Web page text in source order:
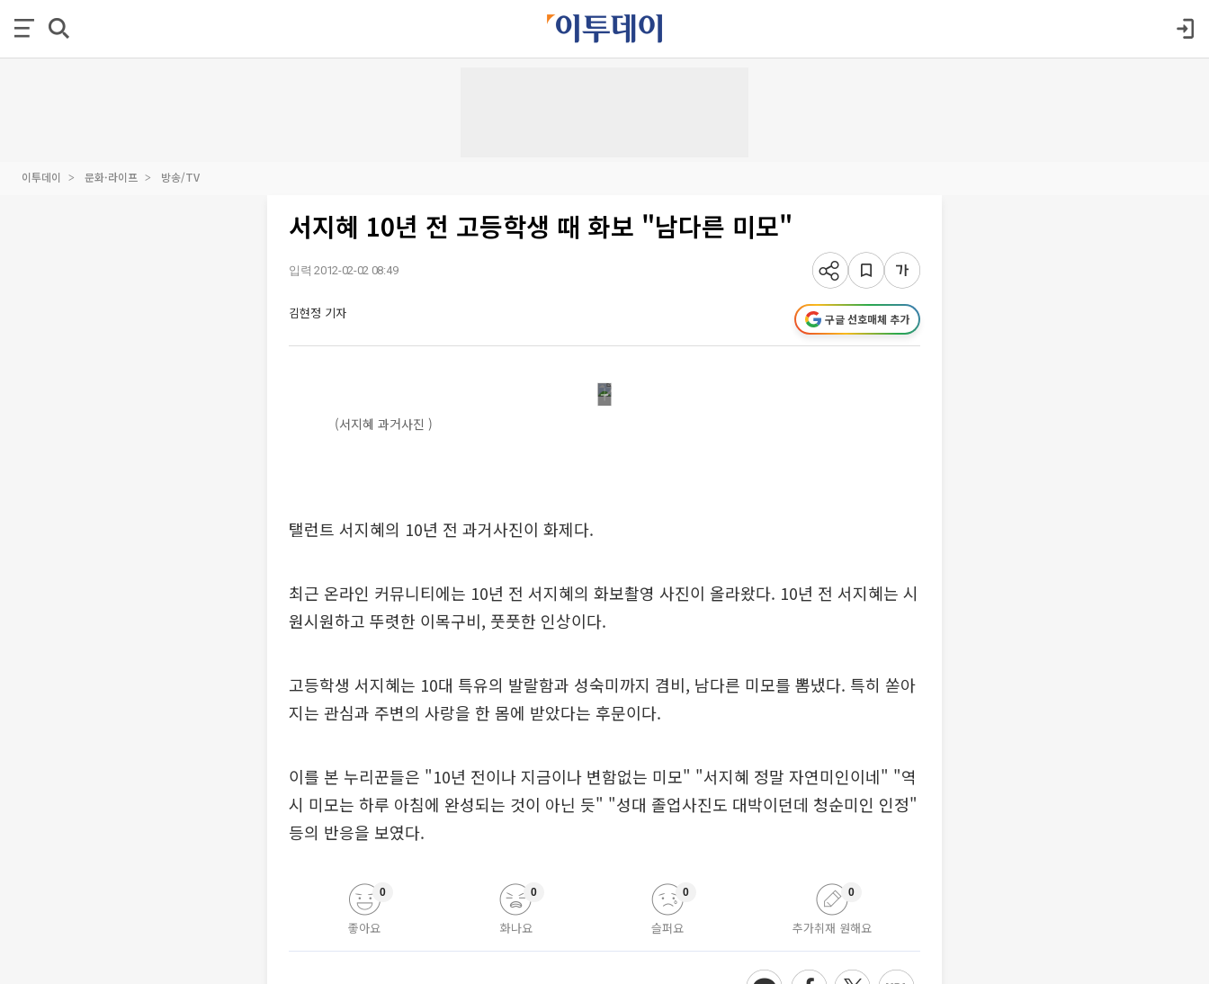
이투데이 문화·라이프 방송/TV
서지혜 10년 전 고등학생 때 화보 "남다른 미모"
입력 2012-02-02 08:49
김현정 기자 구글 선호매체 추가
(서지혜 과거사진 )
탤런트 서지혜의 10년 전 과거사진이 화제다.
최근 온라인 커뮤니티에는 10년 전 서지혜의 화보촬영 사진이 올라왔다. 10년 전 서지혜는 시
원시원하고 뚜렷한 이목구비, 풋풋한 인상이다.
고등학생 서지혜는 10대 특유의 발랄함과 성숙미까지 겸비, 남다른 미모를 뽐냈다. 특히 쏟아
지는 관심과 주변의 사랑을 한 몸에 받았다는 후문이다.
이를 본 누리꾼들은 "10년 전이나 지금이나 변함없는 미모" "서지혜 정말 자연미인이네" "역
시 미모는 하루 아침에 완성되는 것이 아닌 듯" "성대 졸업사진도 대박이던데 청순미인 인정"
등의 반응을 보였다.
좋아요
0
화나요
0
슬퍼요
0
추가취재 원해요
0